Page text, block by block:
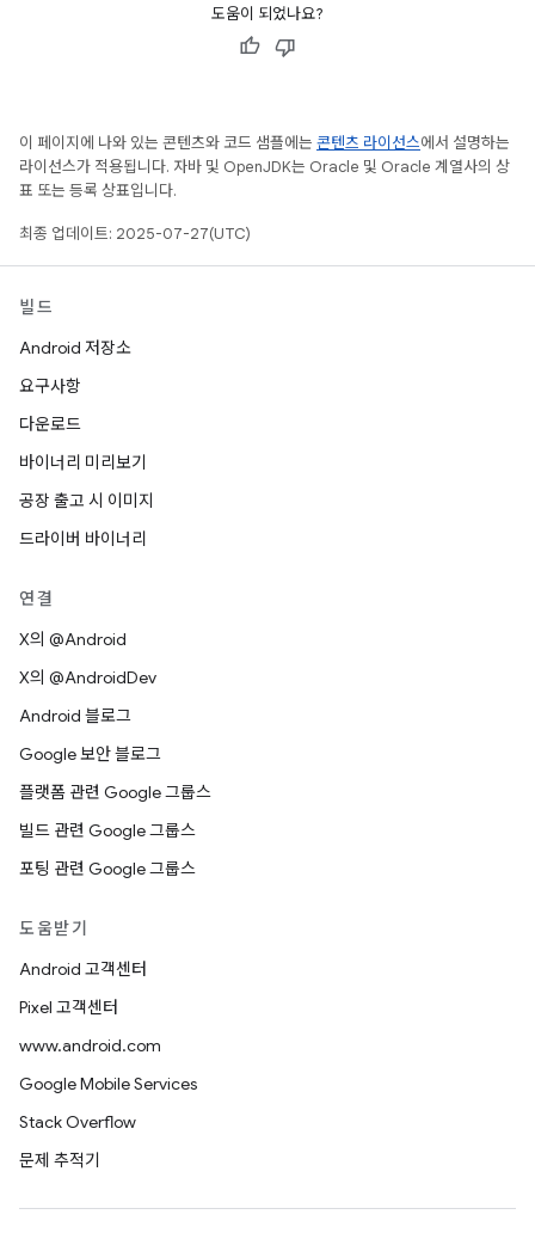
도움이 되었나요?
이 페이지에 나와 있는 콘텐츠와 코드 샘플에는 콘텐츠 라이선스에서 설명하는
라이선스가 적용됩니다. 자바 및 OpenJDK는 Oracle 및 Oracle 계열사의 상
표 또는 등록 상표입니다.
최종 업데이트: 2025-07-27(UTC)
빌드
Android 저장소
요구사항
다운로드
바이너리 미리보기
공장 출고 시 이미지
드라이버 바이너리
연결
X의 @Android
X의 @AndroidDev
Android 블로그
Google 보안 블로그
플랫폼 관련 Google 그룹스
빌드 관련 Google 그룹스
포팅 관련 Google 그룹스
도움받기
Android 고객센터
Pixel 고객센터
www.android.com
Google Mobile Services
Stack Overflow
문제 추적기